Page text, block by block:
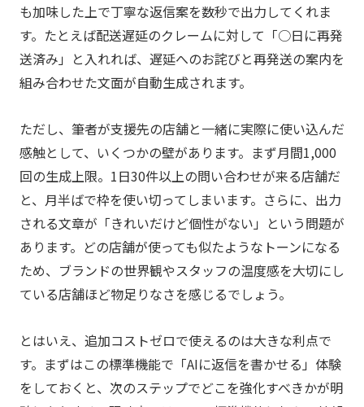
も加味した上で丁寧な返信案を数秒で出力してくれま
す。たとえば配送遅延のクレームに対して「○日に再発
送済み」と入れれば、遅延へのお詫びと再発送の案内を
組み合わせた文面が自動生成されます。
ただし、筆者が支援先の店舗と一緒に実際に使い込んだ
感触として、いくつかの壁があります。まず月間1,000
回の生成上限。1日30件以上の問い合わせが来る店舗だ
と、月半ばで枠を使い切ってしまいます。さらに、出力
される文章が「きれいだけど個性がない」という問題が
あります。どの店舗が使っても似たようなトーンになる
ため、ブランドの世界観やスタッフの温度感を大切にし
ている店舗ほど物足りなさを感じるでしょう。
とはいえ、追加コストゼロで使えるのは大きな利点で
す。まずはこの標準機能で「AIに返信を書かせる」体験
をしておくと、次のステップでどこを強化すべきかが明